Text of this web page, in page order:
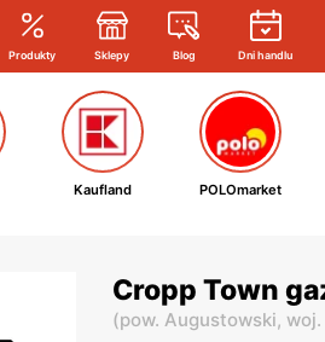
Produkty Sklepy Blog Dni handlu
Kaufland POLOmarket
Cropp Town
(pow. Augustowski, woj.